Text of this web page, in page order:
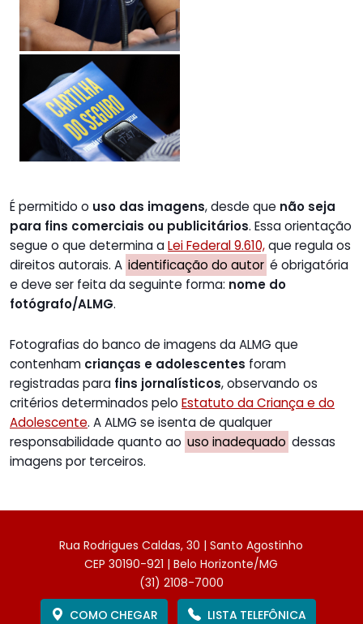
É permitido o uso das imagens, desde que não seja
para fins comerciais ou publicitários. Essa orientação
segue o que determina aLei Federal 9.610,que regula os
direitos autorais. A identificação do autor é obrigatória
e deve ser feita da seguinte forma: nome do
fotógrafo/ALMG.
Fotografias do banco de imagens da ALMG que
contenham crianças e adolescentes foram
registradas para fins jornalísticos, observando os
critérios determinados pelo Estatuto da Criança e do
Adolescente. A ALMG se isenta de qualquer
responsabilidade quanto ao uso inadequado dessas
imagens por terceiros.
Rua Rodrigues Caldas, 30 | Santo Agostinho
CEP 30190-921 | Belo Horizonte/MG
(31) 2108-7000
COMO CHEGAR
LISTA TELEFÔNICA